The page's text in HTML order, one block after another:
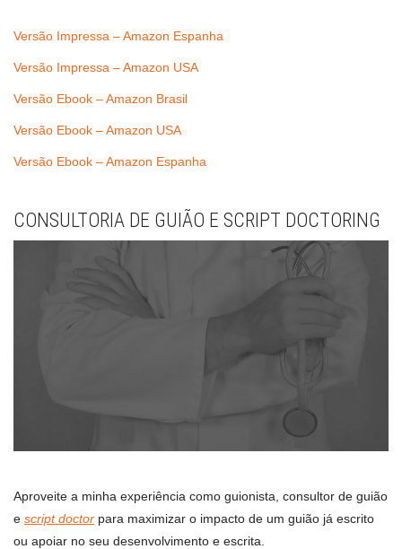
Versão Impressa – Amazon Espanha
Versão Impressa – Amazon USA
Versão Ebook – Amazon Brasil
Versão Ebook – Amazon USA
Versão Ebook – Amazon Espanha
CONSULTORIA DE GUIÃO E SCRIPT DOCTORING
Aproveite a minha experiência como guionista, consultor de guião
e script doctor para maximizar o impacto de um guião já escrito
ou apoiar no seu desenvolvimento e escrita.